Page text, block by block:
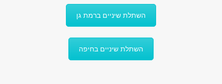
השתלת שיניים ברמת גן
השתלת שיניים בחיפה